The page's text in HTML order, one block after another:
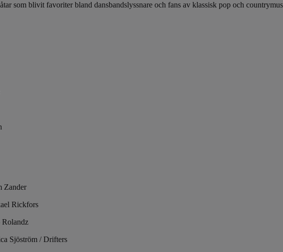
som blivit favoriter bland dansbandslyssnare och fans av klassisk pop och
Zander
Rickfors
Sjöström / Drifters